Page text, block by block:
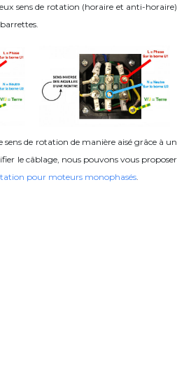
sens de rotation (horaire et anti-horaire)
.
sens de rotation de manière aisé grâce à un
le câblage, nous pouvons vous proposer
pour moteurs monophasés.